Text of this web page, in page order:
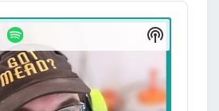
Show
Podcast